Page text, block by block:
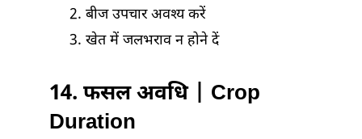
बीज उपचार अवश्य करें
खेत में जलभराव न होने दें
14. फसल अवधि | Crop
Duration